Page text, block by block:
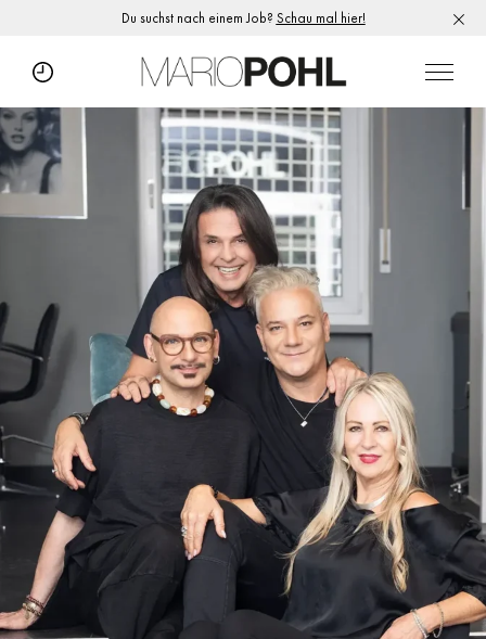
Du suchst nach einem Job? Schau mal hier!